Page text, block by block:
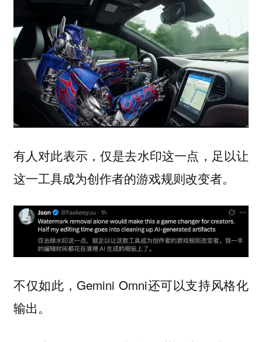
有人对此表示，仅是去水印这一点，足以让
这一工具成为创作者的游戏规则改变者。
不仅如此，Gemini Omni还可以支持风格化
输出。